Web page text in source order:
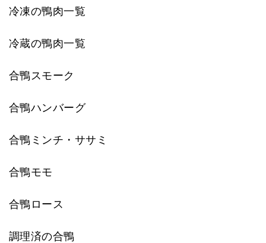
冷凍の鴨肉一覧
冷蔵の鴨肉一覧
合鴨スモーク
合鴨ハンバーグ
合鴨ミンチ・ササミ
合鴨モモ
合鴨ロース
調理済の合鴨